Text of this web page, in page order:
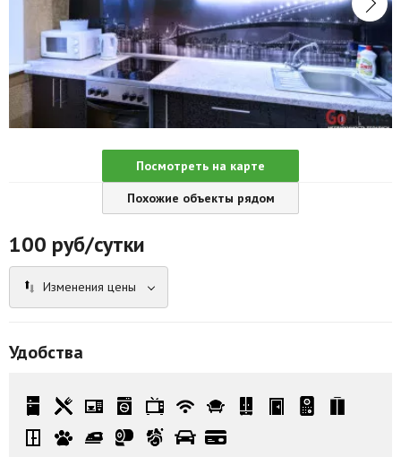
Новости
Агентства
Ремонт квартир
Грузовое такси
Реклама на сайте
Посмотреть на карте
Похожие объекты рядом
100 руб/сутки
Изменения цены
Удобства